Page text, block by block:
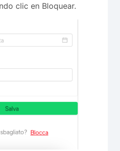
clic en Bloquear.